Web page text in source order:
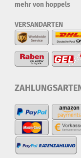
mehr von hoppels
VERSANDARTEN